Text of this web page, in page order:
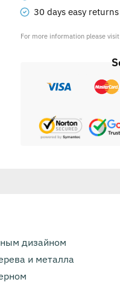
30 days easy
For more information please
дизайном
и металла